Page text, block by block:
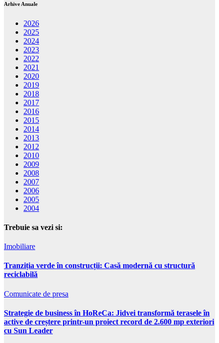
Arhive Anuale
2026
2025
2024
2023
2022
2021
2020
2019
2018
2017
2016
2015
2014
2013
2012
2010
2009
2008
2007
2006
2005
2004
Trebuie sa vezi si:
Imobiliare
Tranziția verde în construcții: Casă modernă cu structură
reciclabilă
Comunicate de presa
Strategie de business în HoReCa: Jidvei transformă terasele în
active de creștere printr-un proiect record de 2.600 mp exteriori
cu Sun Leader